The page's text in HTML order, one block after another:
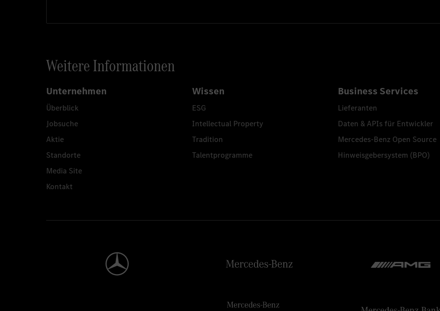
Weitere Informationen
Unternehmen
Überblick
Jobsuche
Aktie
Standorte
Media Site
Kontakt
Wissen
ESG
Intellectual Property
Tradition
Talentprogramme
Business Services
Lieferanten
Daten & APIs für Entwickler
Mercedes-Benz Open Source
Hinweisgebersystem (BPO)